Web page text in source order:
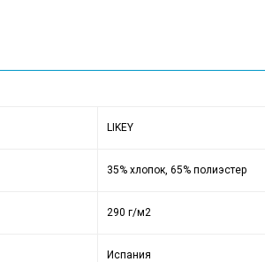
LIKEY
35% хлопок, 65% полиэстер
290 г/м2
Испания